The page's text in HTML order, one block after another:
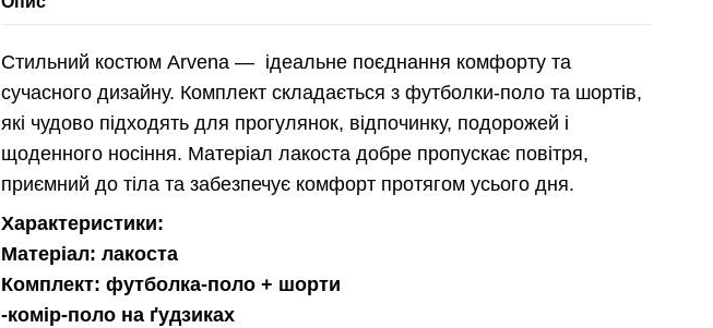
Стильний костюм Arvena — ідеальне поєднання комфорту та
сучасного дизайну. Комплект складається з футболки-поло та шортів,
які чудово підходять для прогулянок, відпочинку, подорожей і
щоденного носіння. Матеріал лакоста добре пропускає повітря,
приємний до тіла та забезпечує комфорт протягом усього дня.
Характеристики:
Матеріал: лакоста
Комплект: футболка-поло + шорти
-комір-поло на ґудзиках